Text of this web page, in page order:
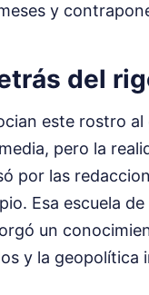
y
del
este rostro
pero la
por las
Esa escuela
un
y la geopolítica